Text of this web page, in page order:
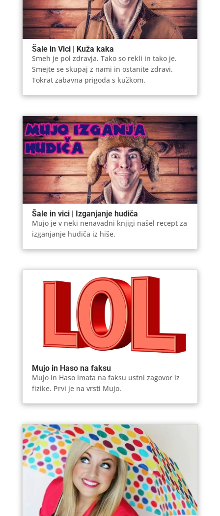
Šale in Vici | Kuža kaka
Smeh je pol zdravja. Tako so rekli in tako je.
Smejte se skupaj z nami in ostanite zdravi.
Tokrat zabavna prigoda s kužkom.
Šale in vici | Izganjanje hudiča
Mujo je v neki nenavadni knjigi našel recept za
izganjanje hudiča iz hiše.
Mujo in Haso na faksu
Mujo in Haso imata na faksu ustni zagovor iz
fizike. Prvi je na vrsti Mujo.